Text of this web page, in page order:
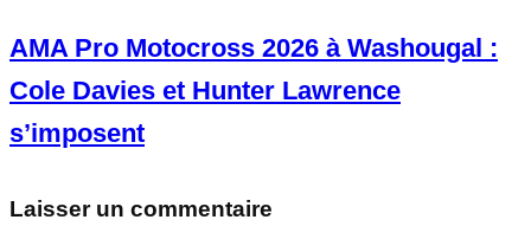
AMA Pro Motocross 2026 à Washougal :
Cole Davies et Hunter Lawrence
s’imposent
Laisser un commentaire